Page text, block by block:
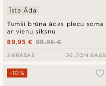
Tumši brūna ādas plecu soma
ar vienu siksnu
Īsta Āda
99,95 €
89,95 €
3 KRĀSAS DELTON BAGS
-10%